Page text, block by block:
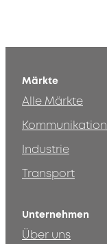
Märkte
Alle Märkte
Kommunikation
Industrie
Transport
Unternehmen
Über uns